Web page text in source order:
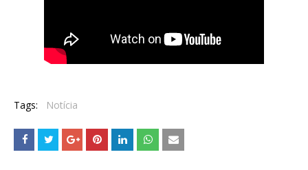
Tags: Notícia